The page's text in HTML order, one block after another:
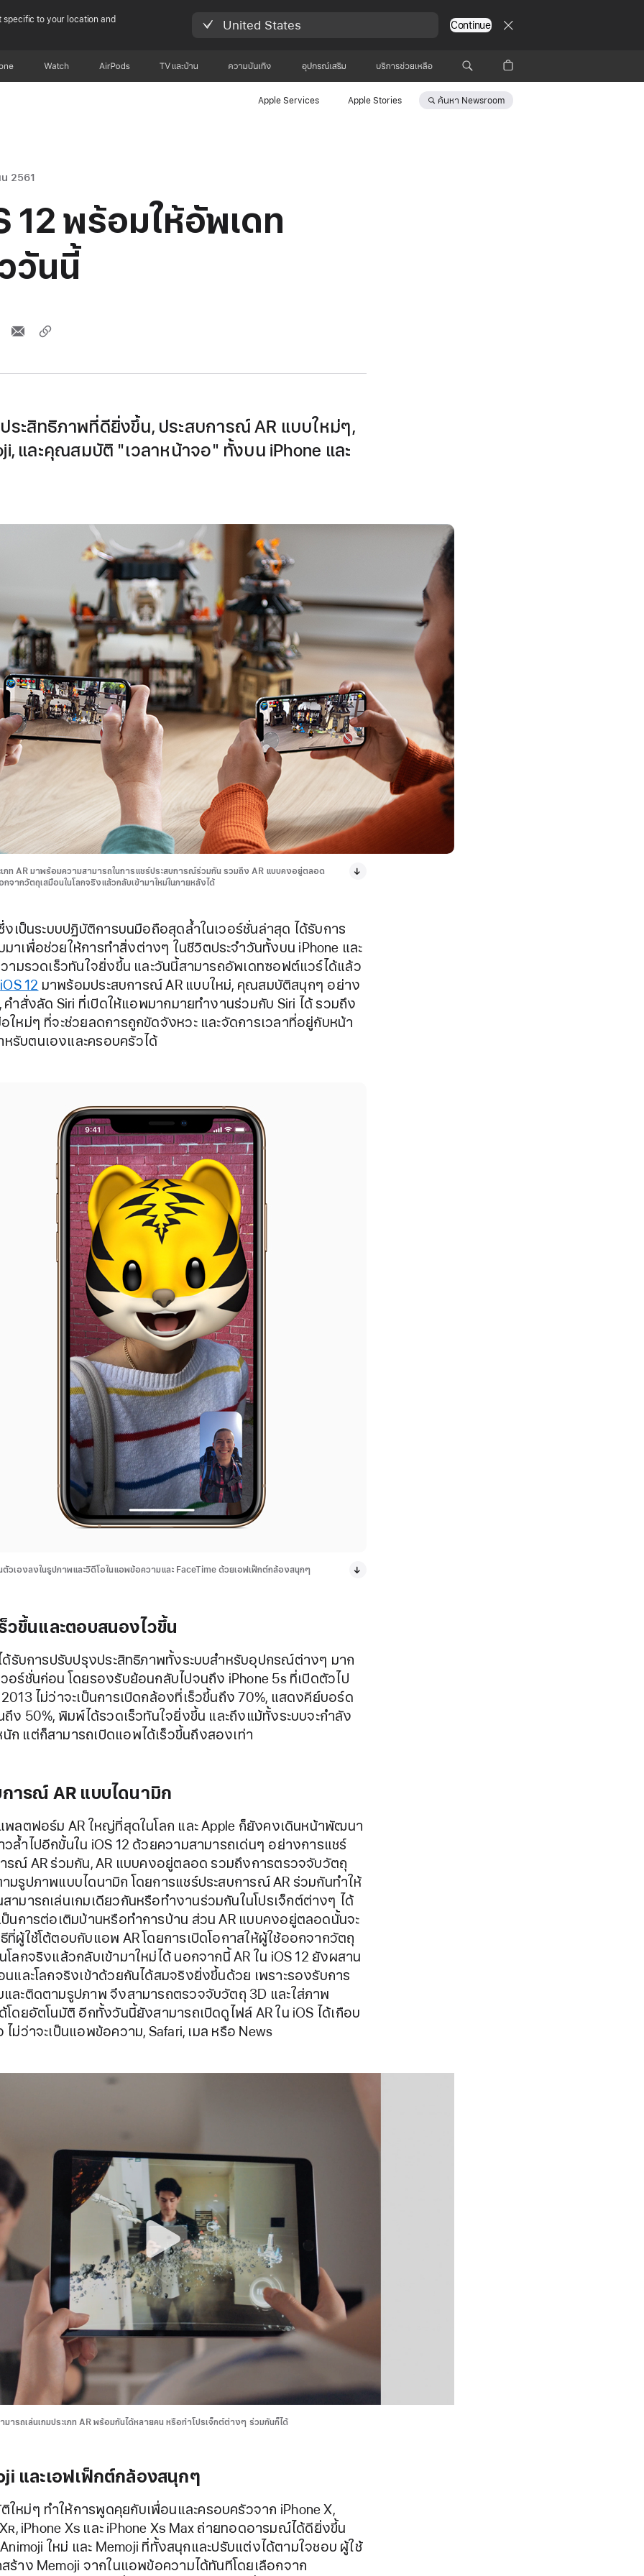
specific to your location and
United States Continue
Watch AirPods TV และบ้าน ความบันเทิง อุปกรณ์เสริม บริการช่วยเหลือ
Apple Services Apple Stories ค้นหา Newsroom
2561
12 พร้อมให้อัพเดท
วันนี้
ระสิทธิภาพที่ดียิ่งขึ้น, ประสบการณ์ AR แบบใหม่ๆ,​
และคุณสมบัติ "เวลาหน้าจอ" ทั้งบน iPhone และ
ภท AR มาพร้อมความสามารถในการแชร์ประสบการณ์ร่วมกัน รวมถึง AR แบบคงอยู่ตลอด
กจากวัตถุเสมือนในโลกจริงแล้วกลับเข้ามาใหม่ในภายหลังได้
งเป็นระบบปฏิบัติการบนมือถือสุดล้ำในเวอร์ชั่นล่าสุด ได้รับการ
าเพื่อช่วยให้การทำสิ่งต่างๆ ในชีวิตประจำวันทั้งบน iPhone และ
ามรวดเร็วทันใจยิ่งขึ้น และวันนี้สามารถอัพเดทซอฟต์แวร์ได้แล้ว
iOS 12มาพร้อมประสบการณ์ AR แบบใหม่, คุณสมบัติสนุกๆ อย่าง
คำสั่งลัด Siri ที่เปิดให้แอพมากมายทำงานร่วมกับ Siri ได้ รวมถึง
ใหม่ๆ ที่จะช่วยลดการถูกขัดจังหวะ และจัดการเวลาที่อยู่กับหน้า
รับตนเองและครอบครัวได้
ตัวเองลงในรูปภาพและวิดีโอในแอพข้อความและ FaceTime ด้วยเอฟเฟ็กต์กล้องสนุกๆ
วขึ้นและตอบสนองไวขึ้น
ด้รับการปรับปรุงประสิทธิภาพทั้งระบบสำหรับอุปกรณ์ต่างๆ มาก
อร์ชั่นก่อน โดยรองรับย้อนกลับไปจนถึง iPhone 5s ที่เปิดตัวไป
ไม่ว่าจะเป็นการเปิดกล้องที่เร็วขึ้นถึง 70%, แสดงคีย์บอร์ด
ถึง 50%, พิมพ์ได้รวดเร็วทันใจยิ่งขึ้น และถึงแม้ทั้งระบบจะกำลัง
ก แต่ก็สามารถเปิดแอพได้เร็วขึ้นถึงสองเท่า
การณ์ AR แบบไดนามิก
พลตฟอร์ม AR ใหญ่ที่สุดในโลก และ Apple ก็ยังคงเดินหน้าพัฒนา​​
วล้ำไปอีกขั้นใน iOS 12 ด้วยความสามารถเด่นๆ อย่างการแชร์
รณ์ AR ร่วมกัน, AR แบบคงอยู่ตลอด รวมถึงการตรวจจับวัตถุ
มรูปภาพแบบไดนามิก โดยการแชร์ประสบการณ์ AR ร่วมกันทำให้
ามารถเล่นเกมเดียวกันหรือทำงานร่วมกันในโปรเจ็กต์ต่างๆ ได้
ป็นการต่อเติมบ้านหรือทำการบ้าน ส่วน AR แบบคงอยู่ตลอดนั้นจะ
ที่ผู้ใช้โต้ตอบกับแอพ AR โดยการเปิดโอกาสให้ผู้ใช้ออกจากวัตถุ
โลกจริงแล้วกลับเข้ามาใหม่ได้ นอกจากนี้ AR ใน iOS 12 ยังผสาน
นและโลกจริงเข้าด้วยกันได้สมจริงยิ่งขึ้นด้วย เพราะรองรับการ
ละติดตามรูปภาพ จึงสามารถตรวจจับวัตถุ 3D และใส่ภาพ
โดยอัตโนมัติ อีกทั้งวันนี้ยังสามารถเปิดดูไฟล์ AR ใน iOS ได้เกือบ
ไม่ว่าจะเป็นแอพข้อความ,​ Safari, เมล หรือ News
มารถเล่นเกมประเภท AR พร้อมกันได้หลายคน หรือทำโปรเจ็กต์ต่างๆ ร่วมกันก็ได้
และเอฟเฟ็กต์กล้องสนุกๆ
หม่ๆ ทำให้การพูดคุยกับเพื่อนและครอบครัวจาก iPhone X,
R, iPhone XS และ iPhone XS Max ถ่ายทอดอารมณ์ได้ดียิ่งขึ้น
Animoji ใหม่ และ Memoji ที่ทั้งสนุกและปรับแต่งได้ตามใจชอบ ผู้ใช้
ร้าง Memoji จากในแอพข้อความได้ทันทีโดยเลือกจาก